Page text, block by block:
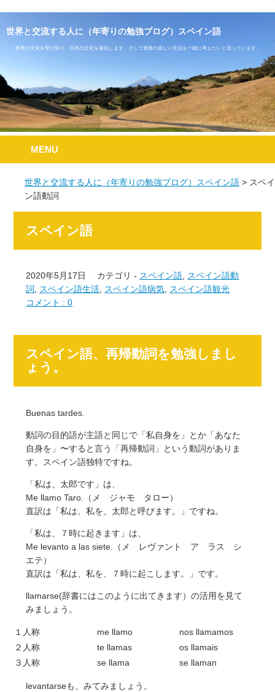
世界と交流する人に（年寄りの勉強ブログ）スペイン語
世界の文化を受け取り、日本の文化を発信します、そして老後の楽しい生活を一緒に考えたいと思っています。
MENU
世界と交流する人に（年寄りの勉強ブログ）スペイン語
スペイ
ン語動詞
スペイン語
2020年5月17日 カテゴリ - スペイン語
スペイン語動
詞
スペイン語生活 スペイン語病気
スペイン語観光
コメント : 0
スペイン語、再帰動詞を勉強しまし
ょう。
Buenas tardes.
動詞の目的語が主語と同じで「私自身を」とか「あなた
自身を」〜すると言う「再帰動詞」という動詞がありま
す。スペイン語独特ですね。
「私は、太郎です」は、
Me llamo Taro.（メ ジャモ タロー）
直訳は「私は、私を、太郎と呼びます。」ですね。
「私は、７時に起きます」は、
Me levanto a las siete.（メ レヴァント ア ラス シ
エテ）
直訳は「私は、私を、７時に起こします。」です。
llamarse(辞書にはこのように出てきます）の活用を見て
みましょう。
１人称 me llamo
nos llamamos
２人称
te llamas
os llamais
３人称
se llama se llaman
levantarseも、みてみましょう。